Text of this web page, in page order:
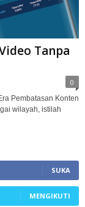
Tanpa
0
Pembatasan Konten
wilayah, istilah
SUKA
MENGIKUTI